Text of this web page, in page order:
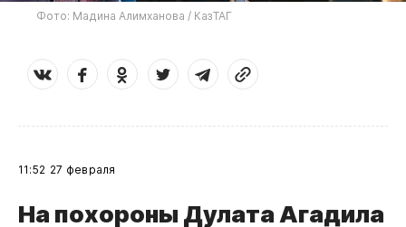
Фото: Мадина Алимханова / КазТАГ
11:52 27 февраля
​На похороны Дулата Агадила